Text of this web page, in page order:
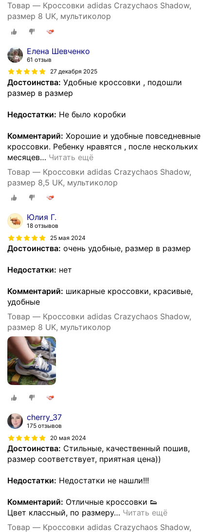
Товар — Кроссовки adidas Crazychaos Shadow,
размер 8 UK, мультиколор
Елена Шевченко
61 отзыв
27 декабря 2025
Достоинства: Удобные кроссовки , подошли
размер в размер
Недостатки: Не было коробки
Комментарий: Хорошие и удобные повседневные
кроссовки. Ребенку нравятся , после нескольких
месяцев… Читать ещё
Товар — Кроссовки adidas Crazychaos Shadow,
размер 8,5 UK, мультиколор
Юлия Г.
18 отзывов
25 мая 2024
Достоинства: очень удобные, размер в размер
Недостатки: нет
Комментарий: шикарные кроссовки, красивые,
удобные
Товар — Кроссовки adidas Crazychaos Shadow,
размер 8 UK, мультиколор
cherry_37
175 отзывов
20 мая 2024
Достоинства: Стильные, качественный пошив,
размер соответствует, приятная цена))
Недостатки: Недостатки не нашли!!!
Комментарий: Отличные кроссовки 👟
Цвет классный, по размеру… Читать ещё
Товар — Кроссовки adidas Crazychaos Shadow,